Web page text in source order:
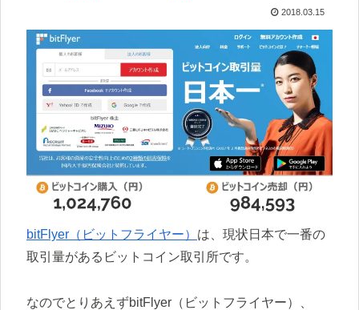
2018.03.15
bitFlyer（ビットフライヤー） は、現状日本で一番の
取引量があるビットコイン取引所です。
なのでとりあえずbitFlyer（ビットフライヤー）、